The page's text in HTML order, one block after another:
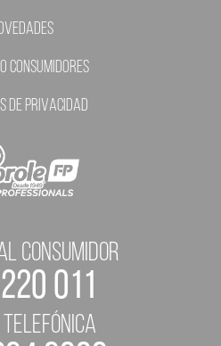
Consumidores
de Privacidad
consumidor
011
telefónica